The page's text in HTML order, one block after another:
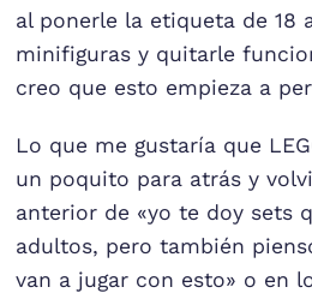
al ponerle la etiqueta de 18
minifiguras y quitarle
creo que esto empieza a
Lo que me gustaría que
un poquito para atrás y
anterior de «yo te doy sets
adultos, pero también
van a jugar con esto» o en